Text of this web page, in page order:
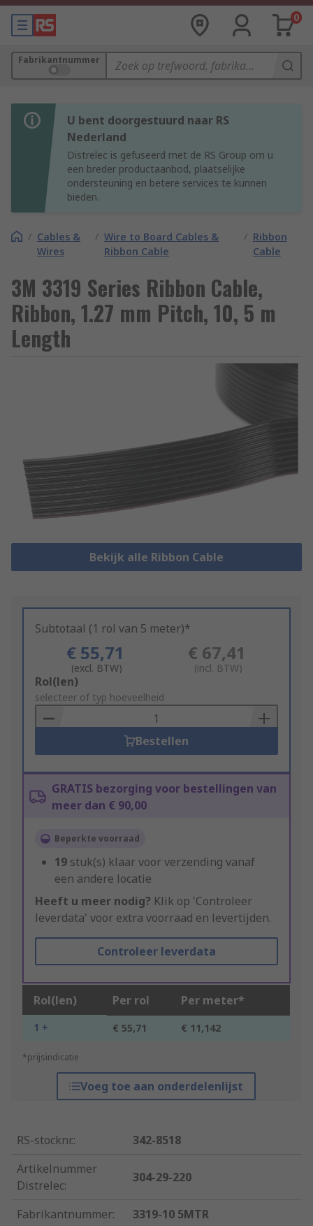
0
Fabrikantnummer
U bent doorgestuurd naar RS
Nederland
Distrelec is gefuseerd met de RS Group om u
een breder productaanbod, plaatselijke
ondersteuning en betere services te kunnen
bieden.
/ Cables &
Wires
/ Wire to Board Cables &
Ribbon Cable
/ Ribbon
Cable
3M 3319 Series Ribbon Cable,
Ribbon, 1.27 mm Pitch, 10, 5 m
Length
Bekijk alle Ribbon Cable
Subtotaal (1 rol van 5 meter)*
€ 55,71
(excl. BTW)
€ 67,41
(incl. BTW)
Add
to
Basket
Rol(len)
selecteer of typ hoeveelheid
Bestellen
GRATIS bezorging voor bestellingen van
meer dan € 90,00
Beperkte voorraad
19 stuk(s) klaar voor verzending vanaf
een andere locatie
Heeft u meer nodig? Klik op 'Controleer
leverdata' voor extra voorraad en levertijden.
Controleer leverdata
Rol(len) Per rol Per meter*
1 + € 55,71 € 11,142
*prijsindicatie
Voeg toe aan onderdelenlijst
RS-stocknr.:
342-8518
Artikelnummer
Distrelec:
304-29-220
Fabrikantnummer:
3319-10 5MTR